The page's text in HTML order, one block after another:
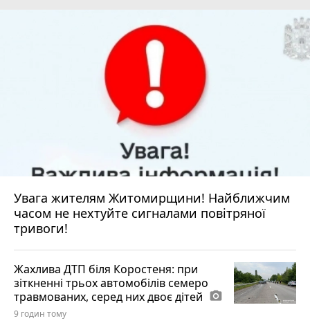
Увага жителям Житомирщини! Найближчим
часом не нехтуйте сигналами повітряної
тривоги!
Жахлива ДТП біля Коростеня: при
зіткненні трьох автомобілів семеро
травмованих, серед них двоє дітей photo_camera
9 годин тому